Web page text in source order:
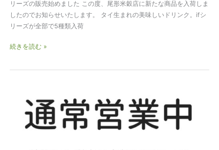
リーズの販売始めました この度、尾形米穀店に新たな商品を入荷しま
したのでお知らせいたします。 タイ生まれの美味しいドリンク。ifシ
リーズが全部で5種類入荷
＆
if
Sensation
荷！
続きを読む »